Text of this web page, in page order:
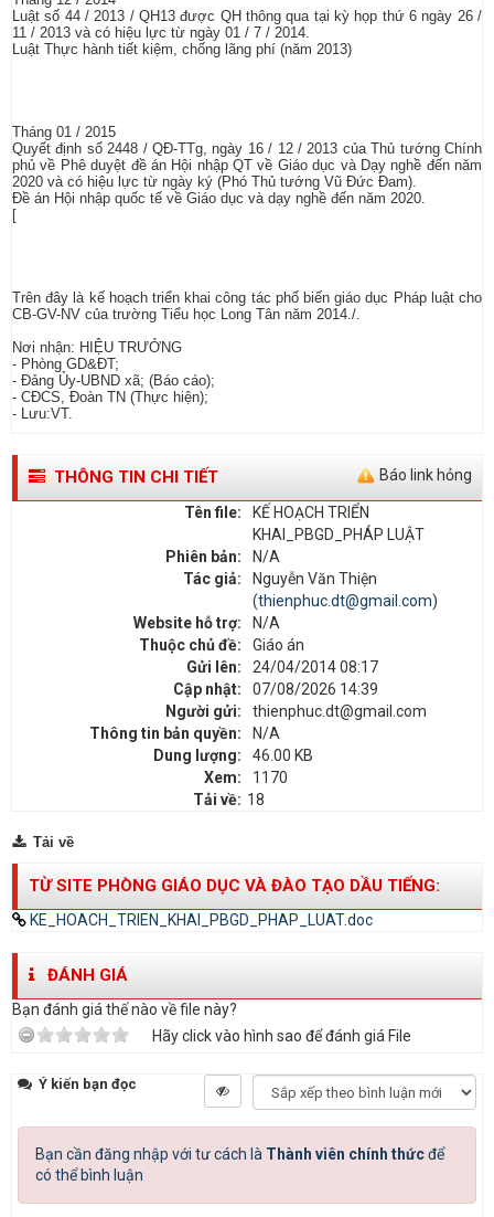
Luật số 44 / 2013 / QH13 được QH thông qua tại kỳ họp thứ 6 ngày 26 /
11 / 2013 và có hiệu lực từ ngày 01 / 7 / 2014.
Luật Thực hành tiết kiệm, chống lãng phí (năm 2013)
Tháng 01 / 2015
Quyết định số 2448 / QĐ-TTg, ngày 16 / 12 / 2013 của Thủ tướng Chính
phủ về Phê duyệt đề án Hội nhập QT về Giáo dục và Dạy nghề đến năm
2020 và có hiệu lực từ ngày ký (Phó Thủ tướng Vũ Đức Đam).
Đề án Hội nhập quốc tế về Giáo dục và dạy nghề đến năm 2020.
[
Trên đây là kế hoạch triển khai công tác phổ biến giáo dục Pháp luật cho
CB-GV-NV của trường Tiểu học Long Tân năm 2014./.
Nơi nhận: HIỆU TRƯỞNG
- Phòng GD&ĐT;
- Đảng Ủy-UBND xã; (Báo cáo);
- CĐCS, Đoàn TN (Thực hiện);
- Lưu:VT.
Báo link hỏng
THÔNG TIN CHI TIẾT
Tên file:
KẾ HOẠCH TRIỂN
KHAI_PBGD_PHÁP LUẬT
Phiên bản:
N/A
Tác giả:
Nguyễn Văn Thiện
(thienphuc.dt@gmail.com)
Website hỗ trợ:
N/A
Thuộc chủ đề:
Giáo án
Gửi lên:
24/04/2014 08:17
Cập nhật:
07/08/2026 14:39
Người gửi:
thienphuc.dt@gmail.com
Thông tin bản quyền:
N/A
Dung lượng:
46.00 KB
Xem:
1170
Tải về: 18
Tải về
TỪ SITE PHÒNG GIÁO DỤC VÀ ĐÀO TẠO DẦU TIẾNG:
KE_HOACH_TRIEN_KHAI_PBGD_PHAP_LUAT.doc
ĐÁNH GIÁ
Bạn đánh giá thế nào về file này?
Hãy click vào hình sao để đánh giá File
Ý kiến bạn đọc
Bạn cần đăng nhập với tư cách là Thành viên chính thứcđể
có thể bình luận